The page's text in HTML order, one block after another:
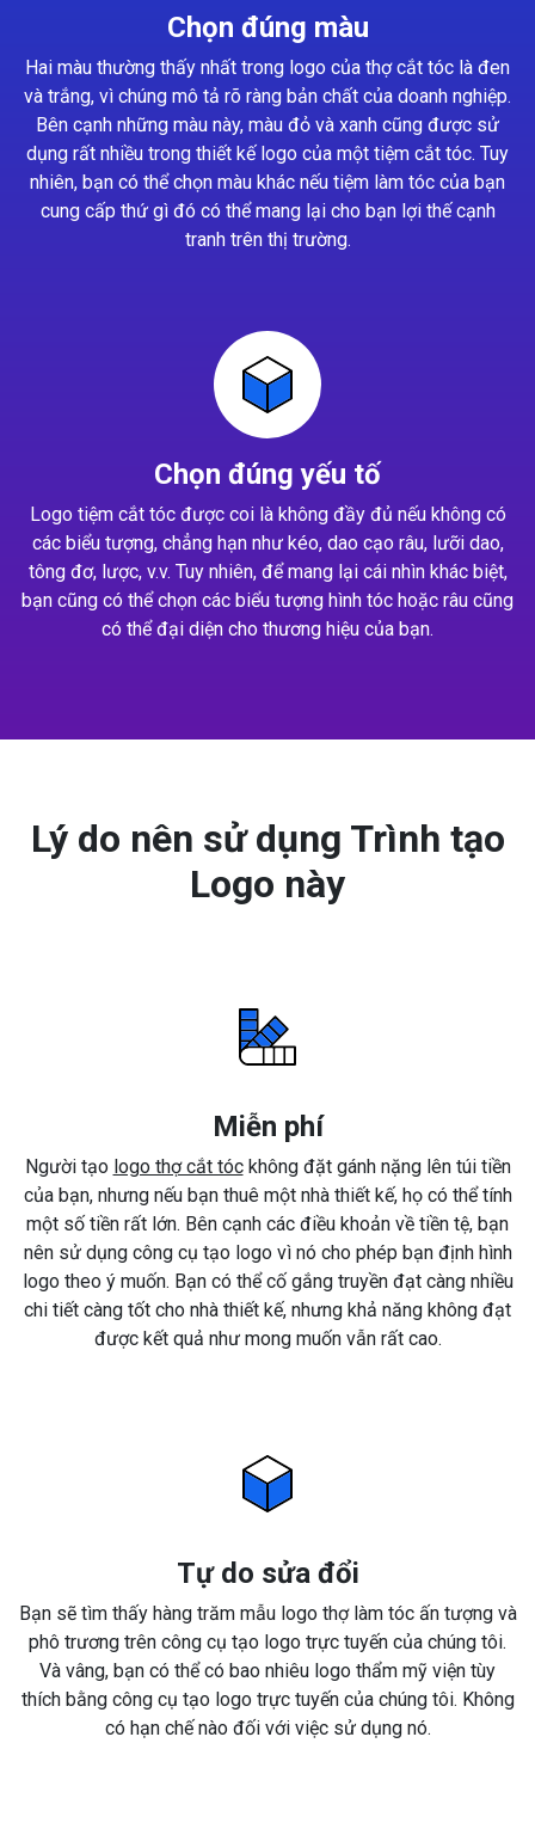
Chọn đúng màu
Hai màu thường thấy nhất trong logo của thợ cắt tóc là đen
và trắng, vì chúng mô tả rõ ràng bản chất của doanh nghiệp.
Bên cạnh những màu này, màu đỏ và xanh cũng được sử
dụng rất nhiều trong thiết kế logo của một tiệm cắt tóc. Tuy
nhiên, bạn có thể chọn màu khác nếu tiệm làm tóc của bạn
cung cấp thứ gì đó có thể mang lại cho bạn lợi thế cạnh
tranh trên thị trường.
Chọn đúng yếu tố
Logo tiệm cắt tóc được coi là không đầy đủ nếu không có
các biểu tượng, chẳng hạn như kéo, dao cạo râu, lưỡi dao,
tông đơ, lược, v.v. Tuy nhiên, để mang lại cái nhìn khác biệt,
bạn cũng có thể chọn các biểu tượng hình tóc hoặc râu cũng
có thể đại diện cho thương hiệu của bạn.
Lý do nên sử dụng Trình tạo
Logo này
Miễn phí
Người tạo logo thợ cắt tóckhông đặt gánh nặng lên túi tiền
của bạn, nhưng nếu bạn thuê một nhà thiết kế, họ có thể tính
một số tiền rất lớn. Bên cạnh các điều khoản về tiền tệ, bạn
nên sử dụng công cụ tạo logo vì nó cho phép bạn định hình
logo theo ý muốn. Bạn có thể cố gắng truyền đạt càng nhiều
chi tiết càng tốt cho nhà thiết kế, nhưng khả năng không đạt
được kết quả như mong muốn vẫn rất cao.
Tự do sửa đổi
Bạn sẽ tìm thấy hàng trăm mẫu logo thợ làm tóc ấn tượng và
phô trương trên công cụ tạo logo trực tuyến của chúng tôi.
Và vâng, bạn có thể có bao nhiêu logo thẩm mỹ viện tùy
thích bằng công cụ tạo logo trực tuyến của chúng tôi. Không
có hạn chế nào đối với việc sử dụng nó.